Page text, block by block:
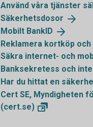
Använd våra tjänster
Säkerhetsdosor
Mobilt BankID
Reklamera kortköp
Säkra internet- och
Banksekretess och
Har du hittat en
Cert SE, Myndigheten
(cert.se)